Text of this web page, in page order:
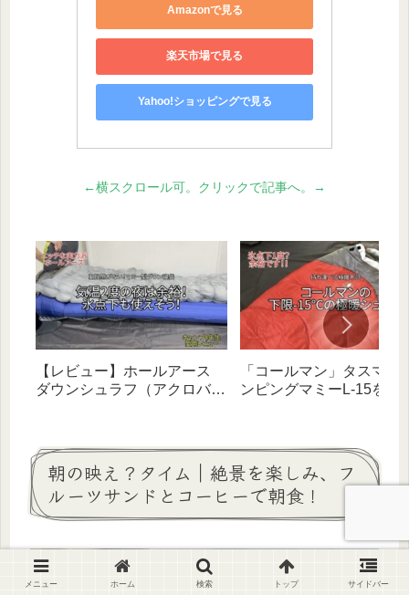
Amazonで見る
楽天市場で見る
Yahoo!ショッピングで見る
←横スクロール可。クリックで記事へ。→
【レビュー】ホールアース
ダウンシュラフ（アクロバッ
「コールマン」タスマン
ンピングマミーL-15をレ
朝の映え？タイム｜絶景を楽しみ、フ
ルーツサンドとコーヒーで朝食！
メニュー ホーム 検索 トップ サイドバー